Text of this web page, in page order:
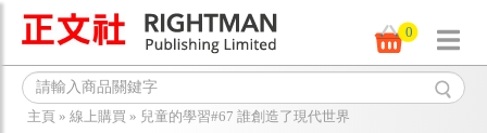
0
主頁 » 線上購買 » 兒童的學習#67 誰創造了現代世界